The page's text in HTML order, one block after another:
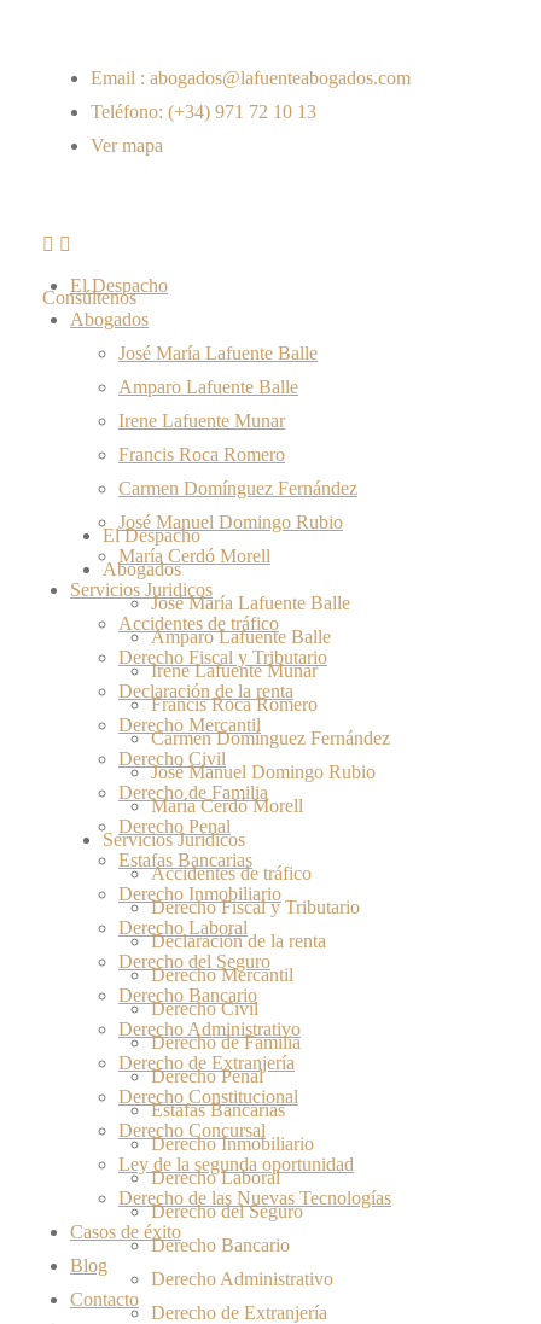
Email : abogados@lafuenteabogados.com
Teléfono: (+34) 971 72 10 13
Ver mapa
Consúltenos
El Despacho
Abogados
José María Lafuente Balle
Amparo Lafuente Balle
Irene Lafuente Munar
Francis Roca Romero
Carmen Domínguez Fernández
José Manuel Domingo Rubio
María Cerdó Morell
Servicios Juridicos
Accidentes de tráfico
Derecho Fiscal y Tributario
Declaración de la renta
Derecho Mercantil
Derecho Civil
Derecho de Familia
Derecho Penal
Estafas Bancarias
Derecho Inmobiliario
Derecho Laboral
Derecho del Seguro
Derecho Bancario
Derecho Administrativo
Derecho de Extranjería
El Despacho
Abogados
José María Lafuente Balle
Amparo Lafuente Balle
Irene Lafuente Munar
Francis Roca Romero
Carmen Domínguez Fernández
José Manuel Domingo Rubio
María Cerdó Morell
Servicios Juridicos
Accidentes de tráfico
Derecho Fiscal y Tributario
Declaración de la renta
Derecho Mercantil
Derecho Civil
Derecho de Familia
Derecho Penal
Estafas Bancarias
Derecho Inmobiliario
Derecho Laboral
Derecho del Seguro
Derecho Bancario
Derecho Administrativo
Derecho de Extranjería
Derecho Constitucional
Derecho Concursal
Ley de la segunda oportunidad
Derecho de las Nuevas Tecnologías
Casos de éxito
Blog
Contacto